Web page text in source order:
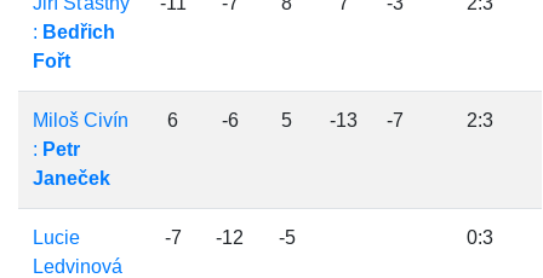
: Bedřich
Fořt
Miloš Civín
: Petr
Janeček
6 -6 5 -13 -7 2:3
Lucie
Ledvinová
-7 -12 -5 0:3